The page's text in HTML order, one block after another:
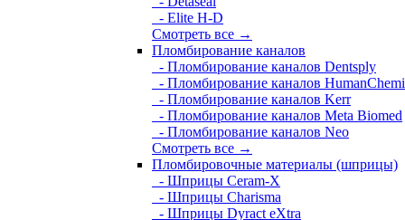
- Elite H-D
Смотреть все →
Пломбирование каналов
- Пломбирование каналов Dentsply
- Пломбирование каналов
- Пломбирование каналов Kerr
- Пломбирование каналов Meta Biomed
- Пломбирование каналов Neo
Смотреть все →
Пломбировочные материалы (шприцы)
- Шприцы Ceram-X
- Шприцы Charisma
- Шприцы Dyract eXtra